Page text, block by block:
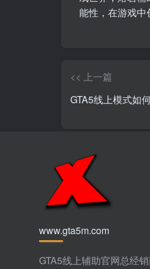
能性，在游戏中
<< 上一篇
GTA5线上模式如
www.gta5m.com
GTA5线上辅助官网总经